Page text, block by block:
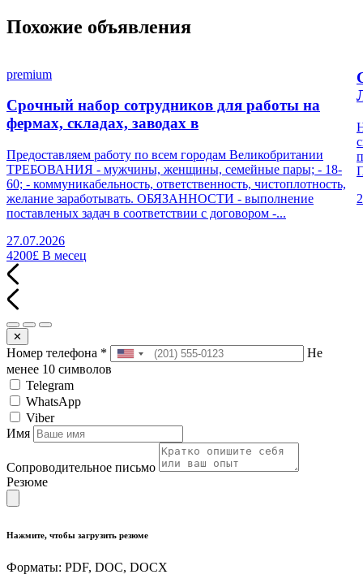
Похожие объявления
premium
Срочный набор сотрудников для работы на
фермах, складах, заводах в
Предоставляем работу по всем городам Великобритании
ТРЕБОВАНИЯ - мужчины, женщины, семейные пары; - 18-
60; - коммуникабельность, ответственность, чистоплотность,
желание заработывать. ОБЯЗАННОСТИ - выполнение
поставленых задач в соответствии с договором -...
27.07.2026
4200£ В месец
✕
Номер телефона *
Не
менее 10 символов
Telegram
WhatsApp
Viber
Имя
Сопроводительное письмо
Резюме
Нажмите, чтобы загрузить резюме
Форматы: PDF, DOC, DOCX